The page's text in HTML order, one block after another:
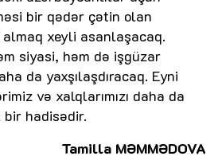
bir qədər çətin olan
xeyli asanlaşacaq.
siyasi, həm də işgüzar
da yaxşılaşdıracaq. Eyni
və xalqlarımızı daha da
bir hadisədir.
Tamilla MƏMMƏDOVA